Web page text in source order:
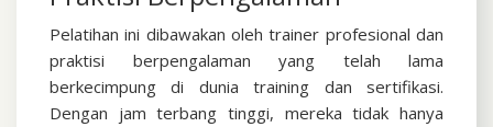
Pelatihan ini dibawakan oleh trainer profesional dan
praktisi berpengalaman yang telah lama
berkecimpung di dunia training dan sertifikasi.
Dengan jam terbang tinggi, mereka tidak hanya